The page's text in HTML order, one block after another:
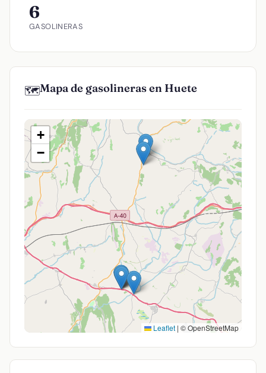
6
GASOLINERAS
🗺️Mapa de gasolineras en Huete
+
−
Leaflet | © OpenStreetMap